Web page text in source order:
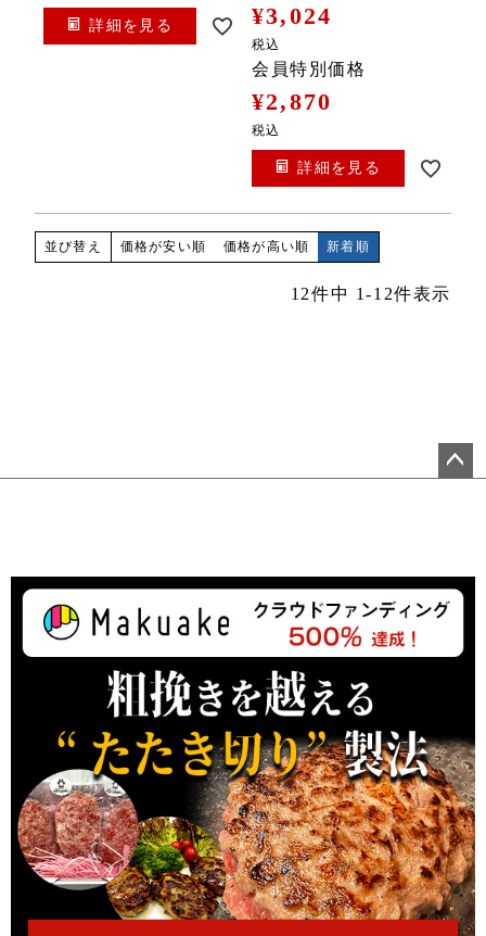
詳細を見る ¥3,024
税込
会員特別価格
¥2,870
税込
詳細を見る
並び替え 価格が安い順 価格が高い順 新着順
12件中 1-12件表示
ト
ッ
へ